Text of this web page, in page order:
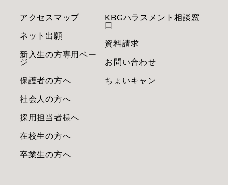
アクセスマップ
ネット出願
新入生の方専用ペー
ジ
保護者の方へ
社会人の方へ
採用担当者様へ
在校生の方へ
卒業生の方へ
KBGハラスメント相談窓
口
資料請求
お問い合わせ
ちょいキャン